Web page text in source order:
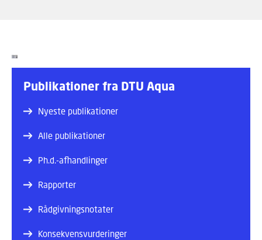
Publikationer fra DTU Aqua
Nyeste publikationer
Alle publikationer
Ph.d.-afhandlinger
Rapporter
Rådgivningsnotater
Konsekvensvurderinger